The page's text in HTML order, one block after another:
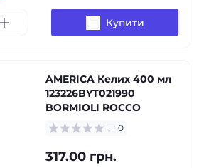
Купити
AMERICA Келих 400 мл
123226BYT021990
BORMIOLI ROCCO
0
317.00 грн.